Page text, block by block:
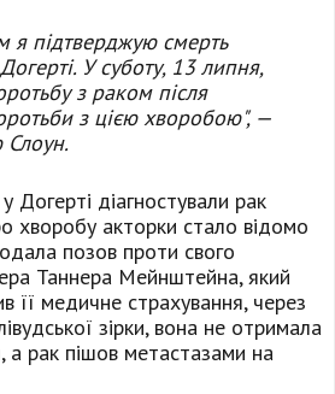
я підтверджую смерть
У суботу, 13 липня,
з раком після
з цією хворобою", —
Слоун.
Догерті діагностували рак
хворобу акторки стало відомо
позов проти свого
Таннера Мейнштейна, який
її медичне страхування, через
зірки, вона не отримала
а рак пішов метастазами на